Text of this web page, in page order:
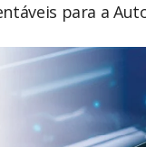
para a